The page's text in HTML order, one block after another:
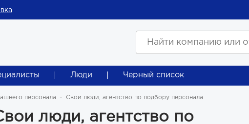
Люди Черный список
персонала Свои люди, агентство по подбору персонала
люди, агентство по